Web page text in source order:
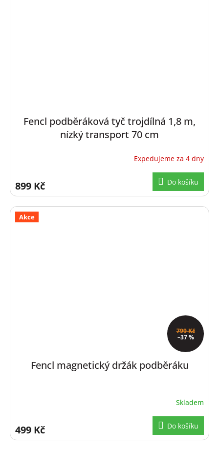
Fencl podběráková tyč trojdílná 1,8 m,
nízký transport 70 cm
Expedujeme za 4 dny
899 Kč Do košíku
Akce
799 Kč
–37 %
Fencl magnetický držák podběráku
Skladem
499 Kč Do košíku